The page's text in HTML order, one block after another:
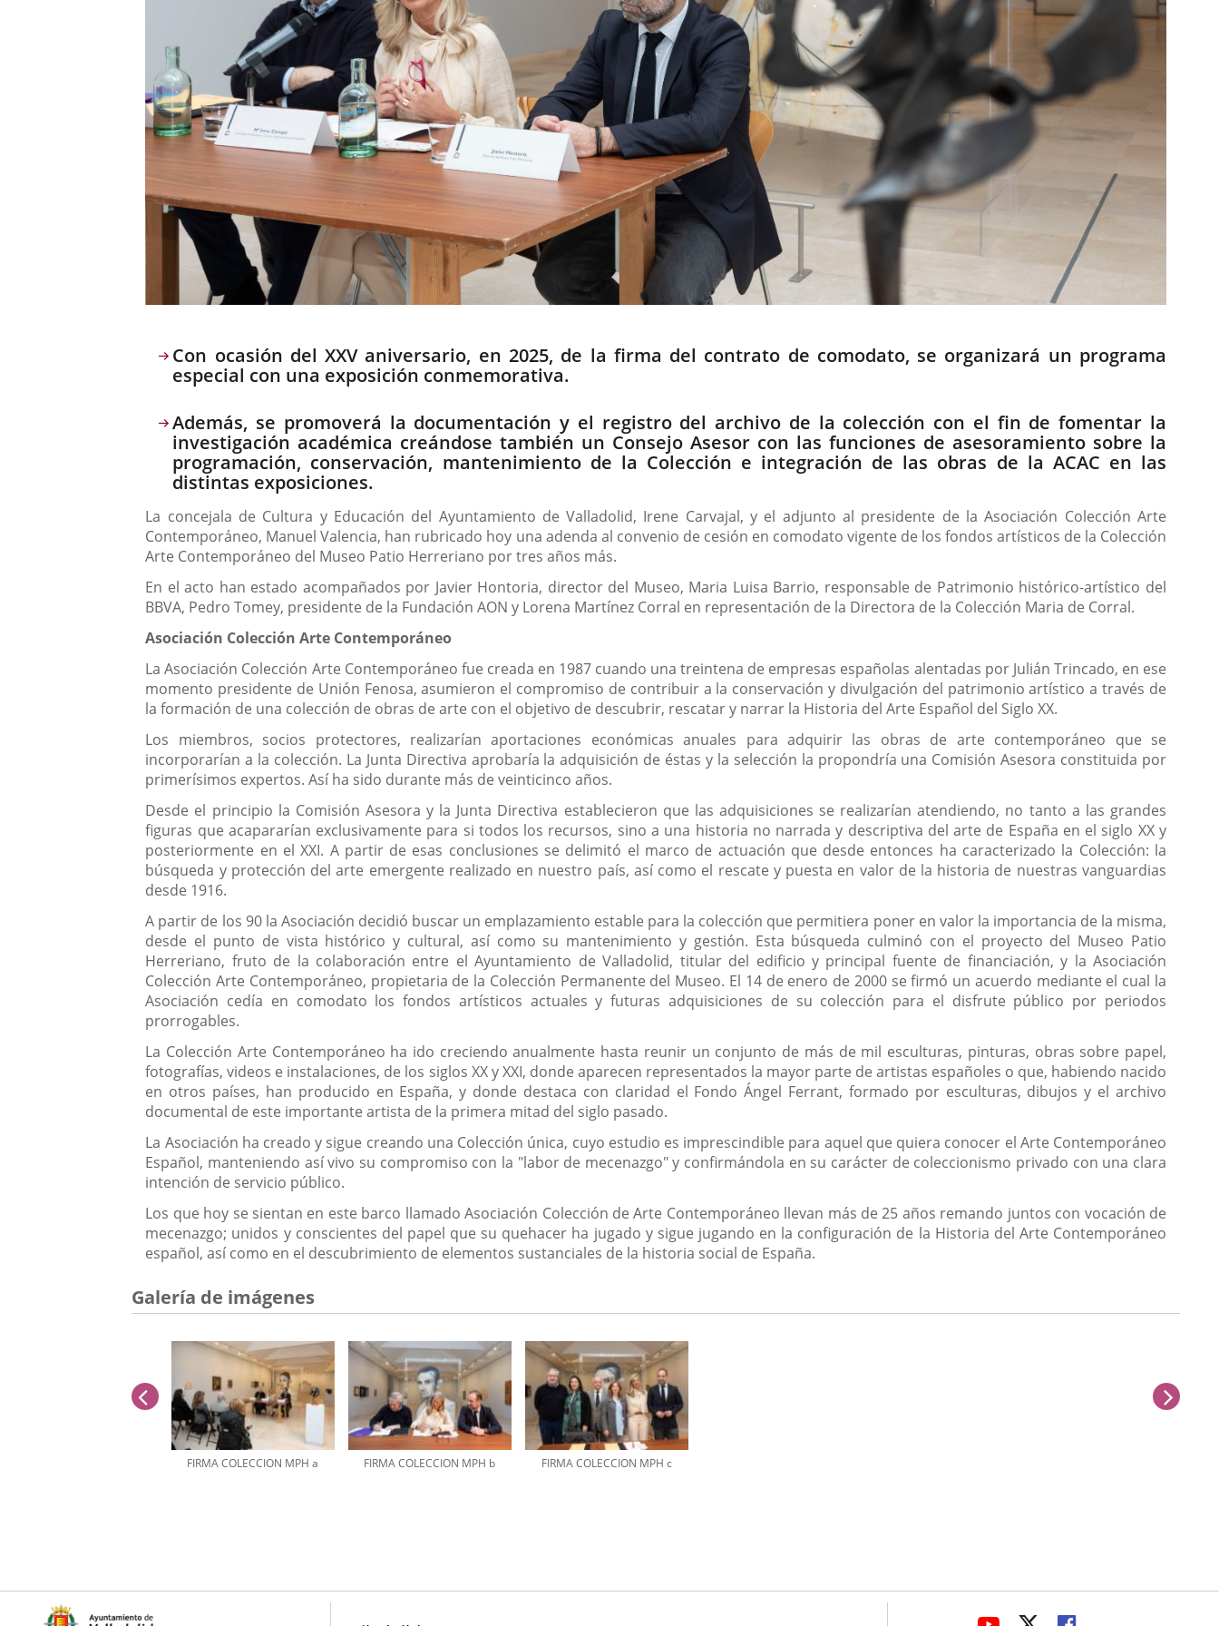
Descripción
Con ocasión del XXV aniversario, en 2025, de la firma del contrato de comodato, se organizará un programa
especial con una exposición conmemorativa.
Además, se promoverá la documentación y el registro del archivo de la colección con el fin de fomentar la
investigación académica creándose también un Consejo Asesor con las funciones de asesoramiento sobre la
programación, conservación, mantenimiento de la Colección e integración de las obras de la ACAC en las
distintas exposiciones.
La concejala de Cultura y Educación del Ayuntamiento de Valladolid, Irene Carvajal, y el adjunto al presidente de la Asociación Colección Arte
Contemporáneo, Manuel Valencia, han rubricado hoy una adenda al convenio de cesión en comodato vigente de los fondos artísticos de la Colección
Arte Contemporáneo del Museo Patio Herreriano por tres años más.
En el acto han estado acompañados por Javier Hontoria, director del Museo, Maria Luisa Barrio, responsable de Patrimonio histórico-artístico del
BBVA, Pedro Tomey, presidente de la Fundación AON y Lorena Martínez Corral en representación de la Directora de la Colección Maria de Corral.
Asociación Colección Arte Contemporáneo
La Asociación Colección Arte Contemporáneo fue creada en 1987 cuando una treintena de empresas españolas alentadas por Julián Trincado, en ese
momento presidente de Unión Fenosa, asumieron el compromiso de contribuir a la conservación y divulgación del patrimonio artístico a través de
la formación de una colección de obras de arte con el objetivo de descubrir, rescatar y narrar la Historia del Arte Español del Siglo XX.
Los miembros, socios protectores, realizarían aportaciones económicas anuales para adquirir las obras de arte contemporáneo que se
incorporarían a la colección. La Junta Directiva aprobaría la adquisición de éstas y la selección la propondría una Comisión Asesora constituida por
primerísimos expertos. Así ha sido durante más de veinticinco años.
Desde el principio la Comisión Asesora y la Junta Directiva establecieron que las adquisiciones se realizarían atendiendo, no tanto a las grandes
figuras que acapararían exclusivamente para si todos los recursos, sino a una historia no narrada y descriptiva del arte de España en el siglo XX y
posteriormente en el XXI. A partir de esas conclusiones se delimitó el marco de actuación que desde entonces ha caracterizado la Colección: la
búsqueda y protección del arte emergente realizado en nuestro país, así como el rescate y puesta en valor de la historia de nuestras vanguardias
desde 1916.
A partir de los 90 la Asociación decidió buscar un emplazamiento estable para la colección que permitiera poner en valor la importancia de la misma,
desde el punto de vista histórico y cultural, así como su mantenimiento y gestión. Esta búsqueda culminó con el proyecto del Museo Patio
Herreriano, fruto de la colaboración entre el Ayuntamiento de Valladolid, titular del edificio y principal fuente de financiación, y la Asociación
Colección Arte Contemporáneo, propietaria de la Colección Permanente del Museo. El 14 de enero de 2000 se firmó un acuerdo mediante el cual la
Asociación cedía en comodato los fondos artísticos actuales y futuras adquisiciones de su colección para el disfrute público por periodos
prorrogables.
La Colección Arte Contemporáneo ha ido creciendo anualmente hasta reunir un conjunto de más de mil esculturas, pinturas, obras sobre papel,
fotografías, videos e instalaciones, de los siglos XX y XXI, donde aparecen representados la mayor parte de artistas españoles o que, habiendo nacido
en otros países, han producido en España, y donde destaca con claridad el Fondo Ángel Ferrant, formado por esculturas, dibujos y el archivo
documental de este importante artista de la primera mitad del siglo pasado.
La Asociación ha creado y sigue creando una Colección única, cuyo estudio es imprescindible para aquel que quiera conocer el Arte Contemporáneo
Español, manteniendo así vivo su compromiso con la "labor de mecenazgo" y confirmándola en su carácter de coleccionismo privado con una clara
intención de servicio público.
Los que hoy se sientan en este barco llamado Asociación Colección de Arte Contemporáneo llevan más de 25 años remando juntos con vocación de
mecenazgo; unidos y conscientes del papel que su quehacer ha jugado y sigue jugando en la configuración de la Historia del Arte Contemporáneo
español, así como en el descubrimiento de elementos sustanciales de la historia social de España.
Galería de imágenes
FIRMA COLECCION MPH a FIRMA COLECCION MPH b FIRMA COLECCION MPH c
anterior